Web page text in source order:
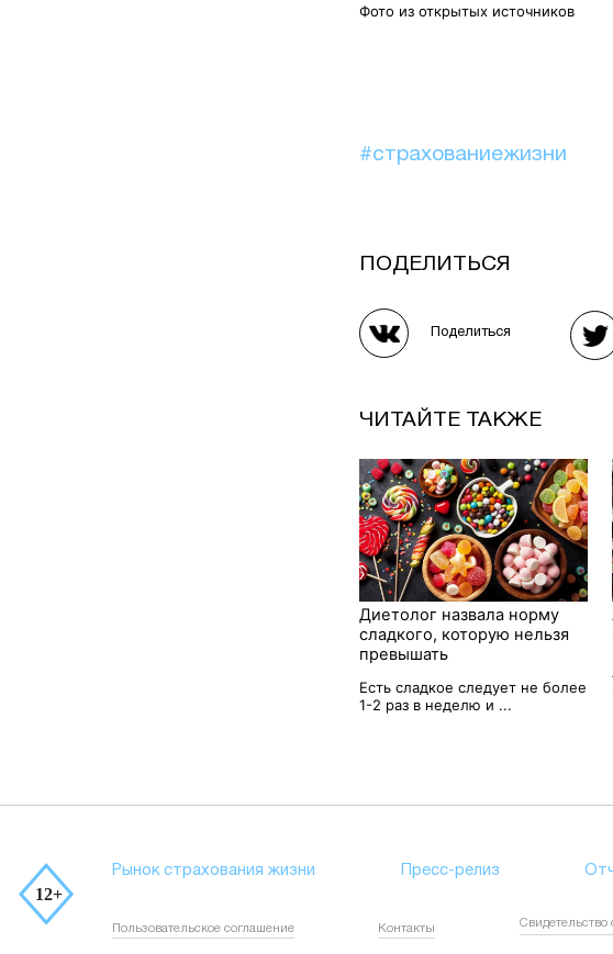
Фото из открытых источников
#страхованиежизни
ПОДЕЛИТЬСЯ
Поделиться
ЧИТАЙТЕ ТАКЖЕ
Диетолог назвала норму
сладкого, которую нельзя
превышать
Есть сладкое следует не более
1-2 раз в неделю и ...
Рынок страхования жизни Пресс-релиз
Пользовательское соглашение Контакты Свидетельство